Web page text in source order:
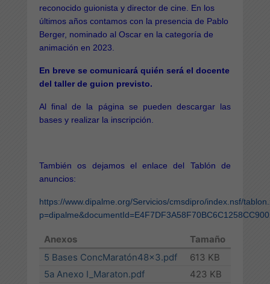
reconocido guionista y director de cine. En los
últimos años contamos con la presencia de Pablo
Berger, nominado al Oscar en la categoría de
animación en 2023.
En breve se comunicará quién será el docente
del taller de guion previsto.
Al final de la página se pueden descargar las
bases y realizar la inscripción.
También os dejamos el enlace del Tablón de
anuncios:
https://www.dipalme.org/Servicios/cmsdipro/index.nsf/
Anexos
Tamaño
5 Bases ConcMaratón48x3.pdf
613 KB
5a Anexo I_Maraton.pdf
423 KB